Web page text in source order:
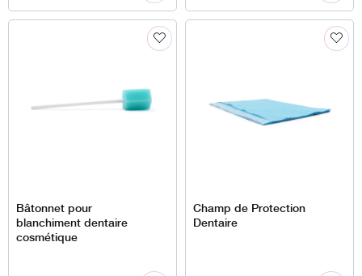
Bâtonnet pour
blanchiment dentaire
cosmétique
Champ de Protection
Dentaire